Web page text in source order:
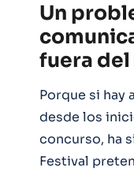
Un
fuera del
Porque si hay
desde los
concurso, ha
Festival